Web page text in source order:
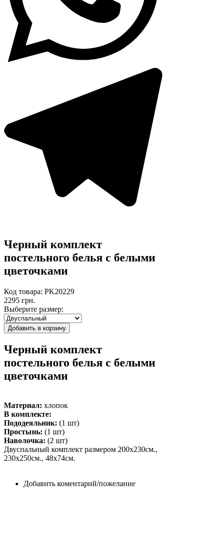
Черный комплект
постельного белья с белыми
цветочками
Код товара: PK20229
2295 грн.
Выберите размер:
Черный комплект
постельного белья с белыми
цветочками
Материал: хлопок
В комплекте:
Пододеяльник: (1 шт)
Простынь: (1 шт)
Наволочка: (2 шт)
Двуспальный комплект размером 200х230см.,
230х250см., 48х74см.
Добавить коментарий/пожелание